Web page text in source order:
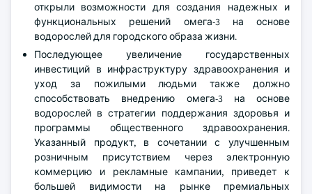
открыли возможности для создания надежных и
функциональных решений омега-3 на основе
водорослей для городского образа жизни.
Последующее увеличение государственных
инвестиций в инфраструктуру здравоохранения и
уход за пожилыми людьми также должно
способствовать внедрению омега-3 на основе
водорослей в стратегии поддержания здоровья и
программы общественного здравоохранения.
Указанный продукт, в сочетании с улучшенным
розничным присутствием через электронную
коммерцию и рекламные кампании, приведет к
большей видимости на рынке премиальных